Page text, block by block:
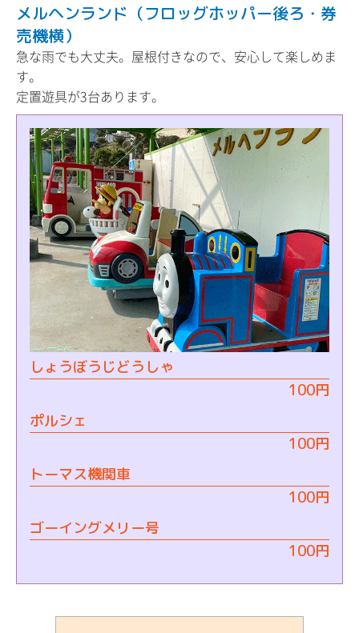
メルヘンランド（フロッグホッパー後ろ・券
売機横）
急な雨でも大丈夫。屋根付きなので、安心して楽しめま
す。
定置遊具が3台あります。
しょうぼうじどうしゃ
100円
ポルシェ
100円
トーマス機関車
100円
ゴーイングメリー号
100円